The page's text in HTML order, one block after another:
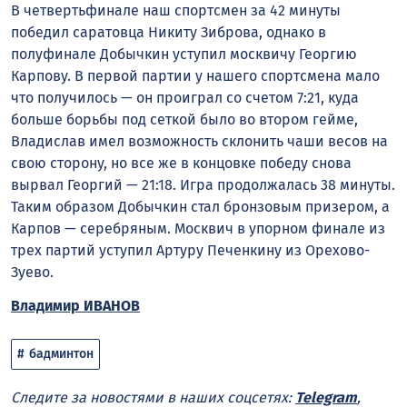
В четвертьфинале наш спортсмен за 42 минуты
победил саратовца Никиту Зиброва, однако в
полуфинале Добычкин уступил москвичу Георгию
Карпову. В первой партии у нашего спортсмена мало
что получилось — он проиграл со счетом 7:21, куда
больше борьбы под сеткой было во втором гейме,
Владислав имел возможность склонить чаши весов на
свою сторону, но все же в концовке победу снова
вырвал Георгий — 21:18. Игра продолжалась 38 минуты.
Таким образом Добычкин стал бронзовым призером, а
Карпов — серебряным. Москвич в упорном финале из
трех партий уступил Артуру Печенкину из Орехово-
Зуево.
Владимир ИВАНОВ
бадминтон
Следите за новостями в наших соцсетях: Telegram,